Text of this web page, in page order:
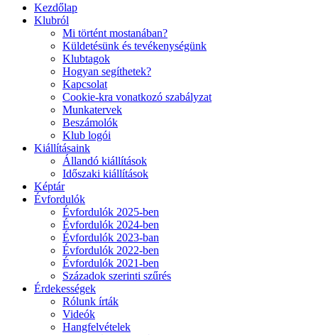
Kezdőlap
Klubról
Mi történt mostanában?
Küldetésünk és tevékenységünk
Klubtagok
Hogyan segíthetek?
Kapcsolat
Cookie-kra vonatkozó szabályzat
Munkatervek
Beszámolók
Klub logói
Kiállításaink
Állandó kiállítások
Időszaki kiállítások
Képtár
Évfordulók
Évfordulók 2025-ben
Évfordulók 2024-ben
Évfordulók 2023-ban
Évfordulók 2022-ben
Évfordulók 2021-ben
Századok szerinti szűrés
Érdekességek
Rólunk írták
Videók
Hangfelvételek